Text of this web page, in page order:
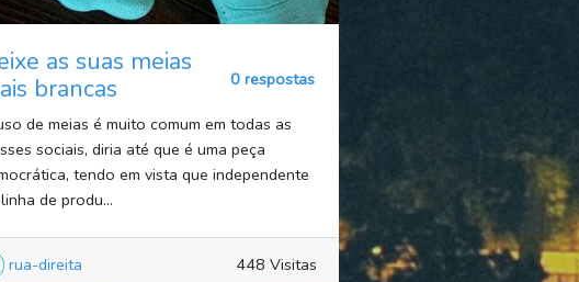
as suas meias
brancas
0 respostas
de meias é muito comum em todas as
sociais, diria até que é uma peça
tendo em vista que independente
de produ...
rua-direita 448 Visitas